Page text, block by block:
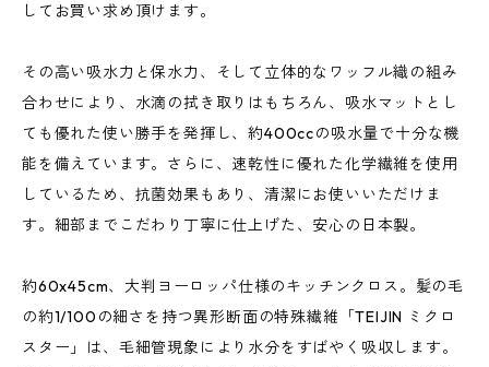
してお買い求め頂けます。
その高い吸水力と保水力、そして立体的なワッフル織の組み
合わせにより、水滴の拭き取りはもちろん、吸水マットとし
ても優れた使い勝手を発揮し、約400ccの吸水量で十分な機
能を備えています。さらに、速乾性に優れた化学繊維を使用
しているため、抗菌効果もあり、清潔にお使いいただけま
す。細部までこだわり丁寧に仕上げた、安心の日本製。
約60x45cm、大判ヨーロッパ仕様のキッチンクロス。髪の毛
の約1/100の細さを持つ異形断面の特殊繊維「TEIJIN ミクロ
スター」は、毛細管現象により水分をすばやく吸収します。